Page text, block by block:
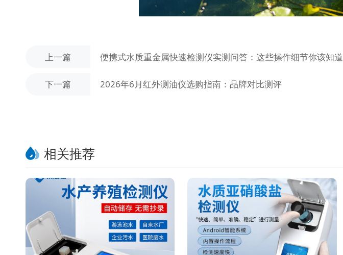
上一篇 便携式水质重金属快速检测仪实测问答：这些操作细节你该知道
下一篇 2026年6月红外测油仪选购指南：品牌对比测评
相关推荐